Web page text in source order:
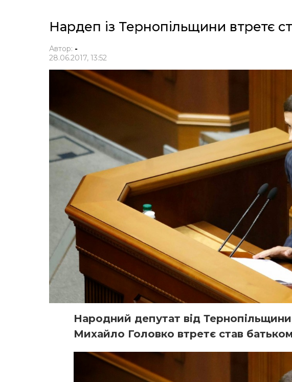
Нардеп із Тернопільщини втретє
Автор: -
28.06.2017, 13:52
Народний депутат від
Михайло Головко втретє став